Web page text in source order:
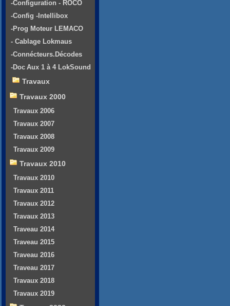
-Configuration - ROCO
-Config -Intellibox
-Prog Moteur LEMACO
- Cablage Lokmaus
-Connécteurs.Décodes
-Doc Aux 1 à 4 LokSound
Travaux
Travaux 2000
Travaux 2006
Travaux 2007
Travaux 2008
Travaux 2009
Travaux 2010
Travaux 2010
Travaux 2011
Travaux 2012
Travaux 2013
Traveau 2014
Traveau 2015
Traveau 2016
Traveau 2017
Travaux 2018
Travaux 2019